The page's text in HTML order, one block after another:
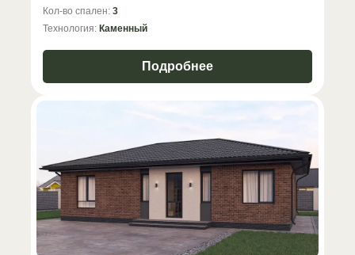
Кол-во спален: 3
Технология: Каменный
Подробнее